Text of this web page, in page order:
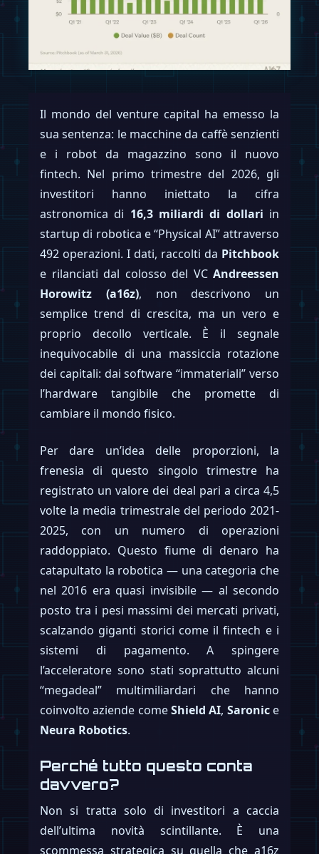
Il mondo del venture capital ha emesso la
sua sentenza: le macchine da caffè senzienti
e i robot da magazzino sono il nuovo
fintech. Nel primo trimestre del 2026, gli
investitori hanno iniettato la cifra
astronomica di 16,3 miliardi di dollari in
startup di robotica e “Physical AI” attraverso
492 operazioni. I dati, raccolti da Pitchbook
e rilanciati dal colosso del VC Andreessen
Horowitz (a16z), non descrivono un
semplice trend di crescita, ma un vero e
proprio decollo verticale. È il segnale
inequivocabile di una massiccia rotazione
dei capitali: dai software “immateriali” verso
l’hardware tangibile che promette di
cambiare il mondo fisico.
Per dare un’idea delle proporzioni, la
frenesia di questo singolo trimestre ha
registrato un valore dei deal pari a circa 4,5
volte la media trimestrale del periodo 2021-
2025, con un numero di operazioni
raddoppiato. Questo fiume di denaro ha
catapultato la robotica — una categoria che
nel 2016 era quasi invisibile — al secondo
posto tra i pesi massimi dei mercati privati,
scalzando giganti storici come il fintech e i
sistemi di pagamento. A spingere
l’acceleratore sono stati soprattutto alcuni
“megadeal” multimiliardari che hanno
coinvolto aziende comeShield AI, Saronice
Neura Robotics.
Perché tutto questo conta
davvero?
Non si tratta solo di investitori a caccia
dell’ultima novità scintillante. È una
scommessa strategica su quella che a16z